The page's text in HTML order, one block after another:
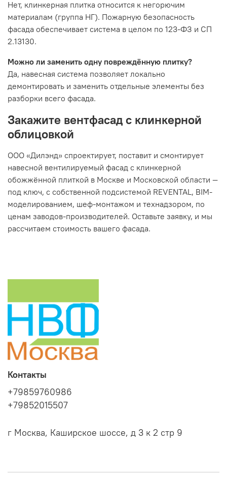
Нет, клинкерная плитка относится к негорючим
материалам (группа НГ). Пожарную безопасность
фасада обеспечивает система в целом по 123-ФЗ и СП
2.13130.
Можно ли заменить одну повреждённую плитку?
Да, навесная система позволяет локально
демонтировать и заменить отдельные элементы без
разборки всего фасада.
Закажите вентфасад с клинкерной
облицовкой
ООО «Дилэнд» спроектирует, поставит и смонтирует
навесной вентилируемый фасад с клинкерной
обожжённой плиткой в Москве и Московской области —
под ключ, с собственной подсистемой REVENTAL, BIM-
моделированием, шеф-монтажом и технадзором, по
ценам заводов-производителей. Оставьте заявку, и мы
рассчитаем стоимость вашего фасада.
Контакты
+79859760986
+79852015507
г Москва, Каширское шоссе, д 3 к 2 стр 9